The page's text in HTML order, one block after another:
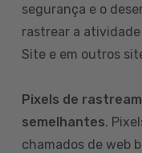
segurança e o
rastrear a
Site e em outros
Pixels de
semelhantes.
chamados de web